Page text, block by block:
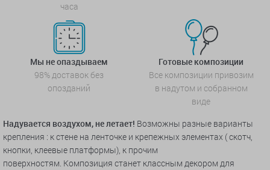
часа
Мы не опаздываем
98% доставок без
опозданий
Готовые композиции
Все композиции привозим
в надутом и собранном
виде
Надувается воздухом, не летает! Возможны разные варианты
крепления : к стене на ленточке и крепежных элементах ( скотч,
кнопки, клеевые платформы), к прочим
поверхностям. Композиция станет классным декором для